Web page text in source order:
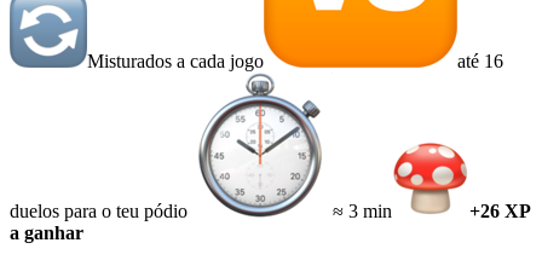
Misturados a cada jogo até 16
duelos para o teu pódio ≈ 3 min
+26 XP
a ganhar